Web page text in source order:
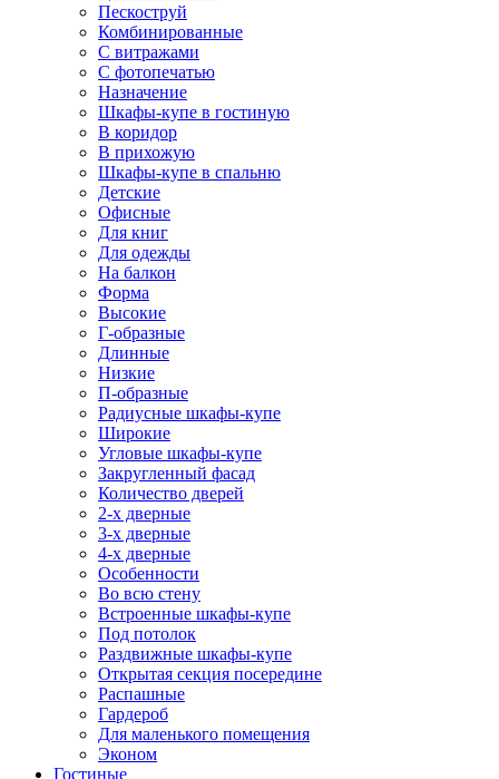
Пескоструй
Комбинированные
С витражами
С фотопечатью
Назначение
Шкафы-купе в гостиную
В коридор
В прихожую
Шкафы-купе в спальню
Детские
Офисные
Для книг
Для одежды
На балкон
Форма
Высокие
Г-образные
Длинные
Низкие
П-образные
Радиусные шкафы-купе
Широкие
Угловые шкафы-купе
Закругленный фасад
Количество дверей
2-х дверные
3-х дверные
4-х дверные
Особенности
Во всю стену
Встроенные шкафы-купе
Под потолок
Раздвижные шкафы-купе
Открытая секция посередине
Распашные
Гардероб
Для маленького помещения
Эконом
Гостиные